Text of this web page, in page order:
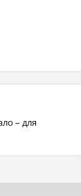
– для